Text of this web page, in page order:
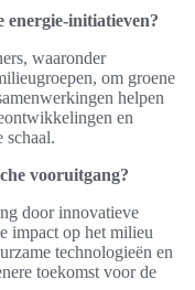
energie-initiatieven?
waaronder
om groene
helpen
en
schaal.
vooruitgang?
door innovatieve
impact op het milieu
technologieën en
toekomst voor de